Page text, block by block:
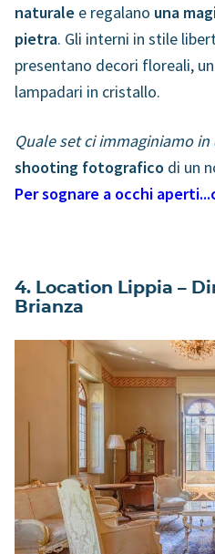
naturale e regalano una
pietra. Gli interni in stile
presentano decori floreali,
lampadari in cristallo.
Quale set ci immaginiamo
shooting fotografico di un
Per sognare a occhi
4. Location Lippia –
Brianza